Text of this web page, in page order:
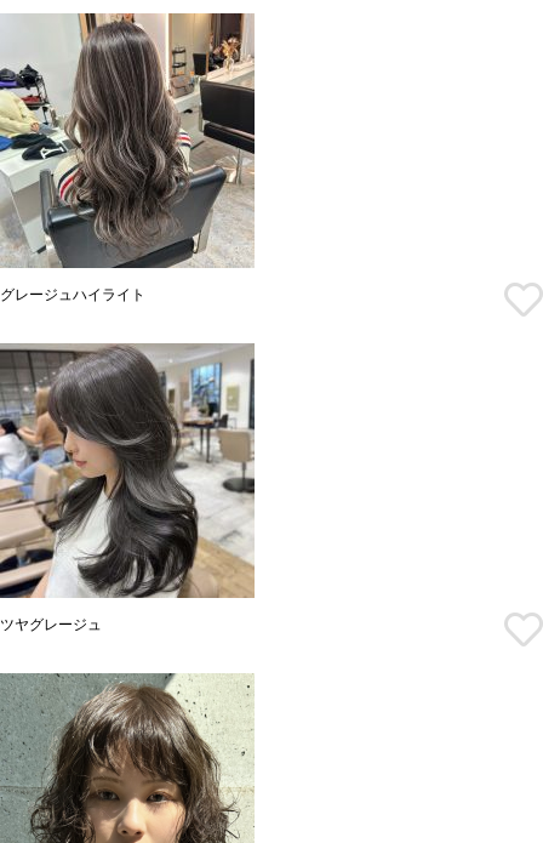
グレージュハイライト
ツヤグレージュ